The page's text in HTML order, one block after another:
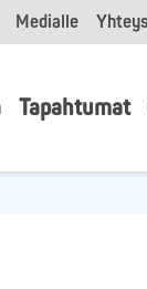
Medialle
Tapahtumat